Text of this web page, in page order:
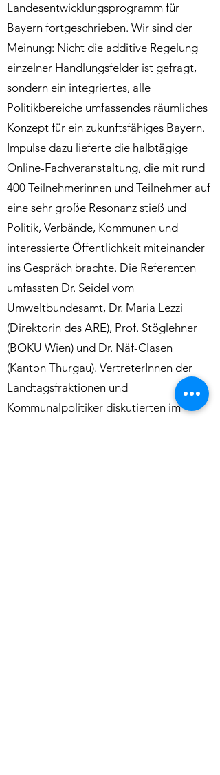
Landesentwicklungsprogramm für
Bayern fortgeschrieben. Wir sind der
Meinung: Nicht die additive Regelung
einzelner Handlungsfelder ist gefragt,
sondern ein integriertes, alle
Politikbereiche umfassendes räumliches
Konzept für ein zukunftsfähiges Bayern.
Impulse dazu lieferte die halbtägige
Online-Fachveranstaltung, die mit rund
400 Teilnehmerinnen und Teilnehmer auf
eine sehr große Resonanz stieß und
Politik, Verbände, Kommunen und
interessierte Öffentlichkeit miteinander
ins Gespräch brachte. Die Referenten
umfassten Dr. Seidel vom
Umweltbundesamt, Dr. Maria Lezzi
(Direktorin des ARE), Prof. Stöglehner
(BOKU Wien) und Dr. Näf-Clasen
(Kanton Thurgau). VertreterInnen der
Landtagsfraktionen und
Kommunalpolitiker diskutierten im